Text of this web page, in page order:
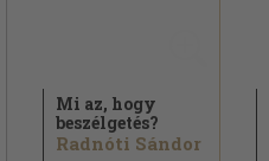
Mi az, hogy
beszélgetés?
Radnóti Sándor